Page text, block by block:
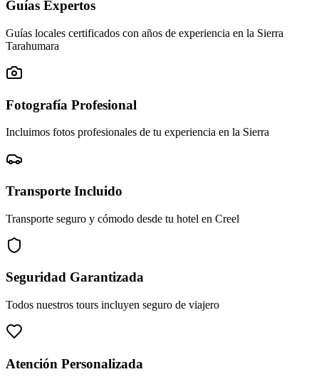
Guías Expertos
Guías locales certificados con años de experiencia en la Sierra
Tarahumara
Fotografía Profesional
Incluimos fotos profesionales de tu experiencia en la Sierra
Transporte Incluido
Transporte seguro y cómodo desde tu hotel en Creel
Seguridad Garantizada
Todos nuestros tours incluyen seguro de viajero
Atención Personalizada